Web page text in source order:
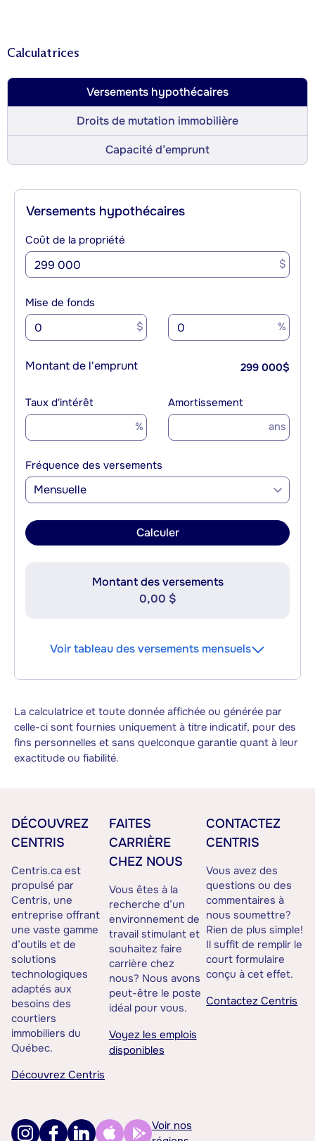
Calculatrices
Versements hypothécaires
Droits de mutation immobilière
Capacité d’emprunt
Versements hypothécaires
Coût de la propriété
$
Mise de fonds
$ %
Montant de l'emprunt 299 000$
Taux d'intérêt
%
Amortissement
ans
Fréquence des versements
Mensuelle
Calculer
Montant des versements
0,00 $
Voir tableau des versements mensuels
La calculatrice et toute donnée affichée ou générée par
celle-ci sont fournies uniquement à titre indicatif, pour des
fins personnelles et sans quelconque garantie quant à leur
exactitude ou fiabilité.
DÉCOUVREZ
CENTRIS
Centris.ca est
propulsé par
Centris, une
entreprise offrant
une vaste gamme
d’outils et de
solutions
technologiques
adaptés aux
besoins des
courtiers
immobiliers du
Québec.
Découvrez Centris
FAITES
CARRIÈRE
CHEZ NOUS
Vous êtes à la
recherche d’un
environnement de
travail stimulant et
souhaitez faire
carrière chez
nous? Nous avons
peut-être le poste
idéal pour vous.
Voyez les emplois
disponibles
CONTACTEZ
CENTRIS
Vous avez des
questions ou des
commentaires à
nous soumettre?
Rien de plus simple!
Il suffit de remplir le
court formulaire
conçu à cet effet.
Contactez Centris
Voir nos